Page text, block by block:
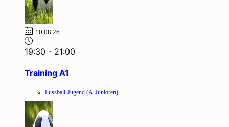
10.08.26
19:30 - 21:00
Training A1
Fussball-Jugend (A-Junioren)